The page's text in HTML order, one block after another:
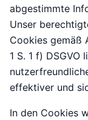
abgestimmte
Unser
Cookies gemäß
1 S. 1 f) DSGVO
effektiver und
In den Cookies